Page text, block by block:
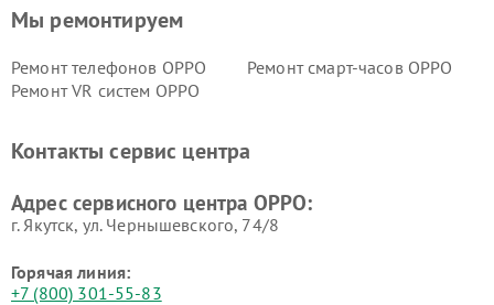
Мы ремонтируем
Ремонт телефонов OPPO
Ремонт смарт-часов OPPO
Ремонт VR систем OPPO
Контакты сервис центра
Адрес сервисного центра OPPO:
г. Якутск, ул. Чернышевского, 74/8
Горячая линия:
+7 (800) 301-55-83